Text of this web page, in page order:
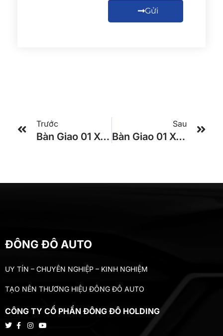
Gửi
Trước
Bàn Giao 01 Xe KIA GRANBIRD 34 PHÒNG TRACOMECO 2024 Cho Khách Hàng Ở Tiền Giang
Sau
Bàn Giao 01 Xe Global 29 Chỗ TRACOMECO 2025 Cho Khách Hàng Ở ĐỒNG NAI
ĐÔNG ĐÔ AUTO
UY TÍN – CHUYÊN NGHIỆP – KINH NGHIỆM
TẠO NÊN THƯƠNG HIỆU ĐÔNG ĐÔ AUTO
CÔNG TY CỔ PHẦN ĐÔNG ĐÔ HOLDING